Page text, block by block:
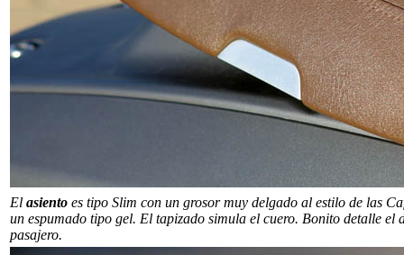
El asiento es tipo Slim con un grosor muy delgado al estilo de las
un espumado tipo gel. El tapizado simula el cuero. Bonito detalle el
pasajero.